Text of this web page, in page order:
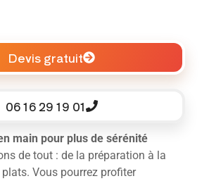
Devis gratuit
06 16 29 19 01
main pour plus de sérénité
de tout : de la préparation à la
Vous pourrez profiter